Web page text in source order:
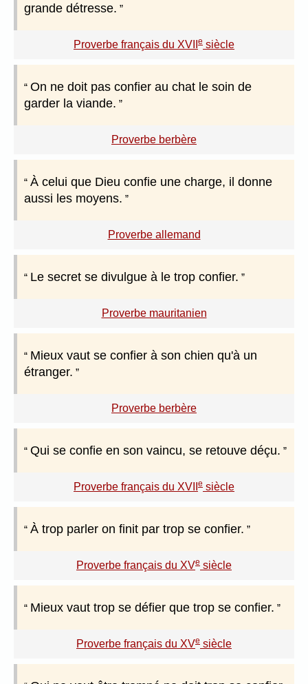
grande détresse.
Proverbe français du XVII e siècle
On ne doit pas confier au chat le soin de
garder la viande.
Proverbe berbère
À celui que Dieu confie une charge, il donne
aussi les moyens.
Proverbe allemand
Le secret se divulgue à le trop confier.
Proverbe mauritanien
Mieux vaut se confier à son chien qu'à un
étranger.
Proverbe berbère
Qui se confie en son vaincu, se retouve déçu.
Proverbe français du XVII e siècle
À trop parler on finit par trop se confier.
Proverbe français du XVe siècle
Mieux vaut trop se défier que trop se confier.
Proverbe français du XVe siècle